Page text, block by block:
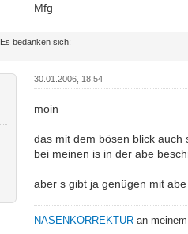
Mfg
Es bedanken sich:
30.01.2006, 18:54
moin
das mit dem bösen blick auch
bei meinen is in der abe
aber s gibt ja genügen mit abe
NASENKORREKTUR an